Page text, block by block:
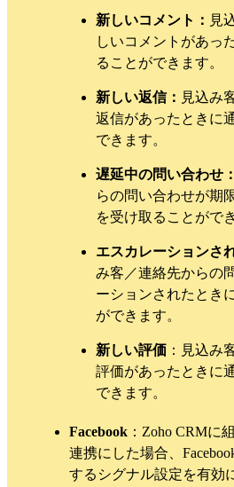
新しいコメント： 見
しいコメントがあっ
ることができます。
新しい返信： 見込み
返信があったときに
できます。
遅延中の問い合わせ：
らの問い合わせが期
を受け取ることがで
エスカレーションさ
み客／連絡先からの
ーションされたとき
ができます。
新しい評価 ：見込み
評価があったときに
できます。
Facebook ：Zoho CRMに
連携にした場合、
するシグナル設定を有効